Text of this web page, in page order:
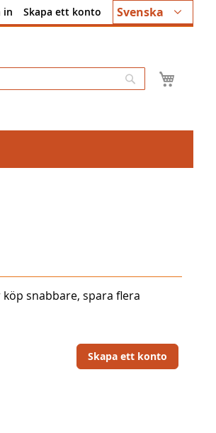
Språk
Svenska
in Skapa ett konto
Sök
snabbare, spara flera
Skapa ett konto